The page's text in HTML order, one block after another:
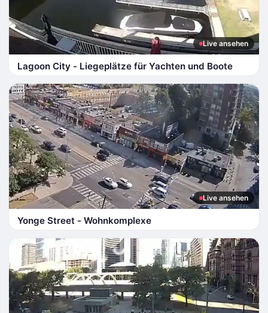
Live ansehen
Lagoon City - Liegeplätze für Yachten und Boote
Live ansehen
Yonge Street - Wohnkomplexe